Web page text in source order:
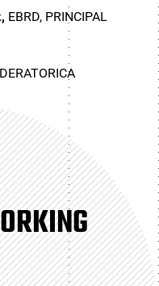
EBRD, PRINCIPAL